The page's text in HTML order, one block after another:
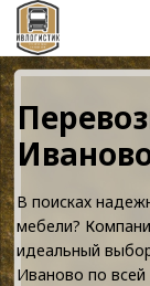
В поисках
мебели?
идеальный
Иваново по всей